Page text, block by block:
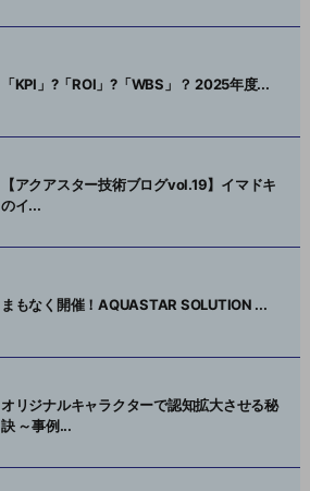
「KPI」?「ROI」?「WBS」？ 2025年度...
【アクアスター技術ブログvol.19】イマドキ
のイ...
まもなく開催！AQUASTAR SOLUTION ...
オリジナルキャラクターで認知拡大させる秘
訣 ～事例...